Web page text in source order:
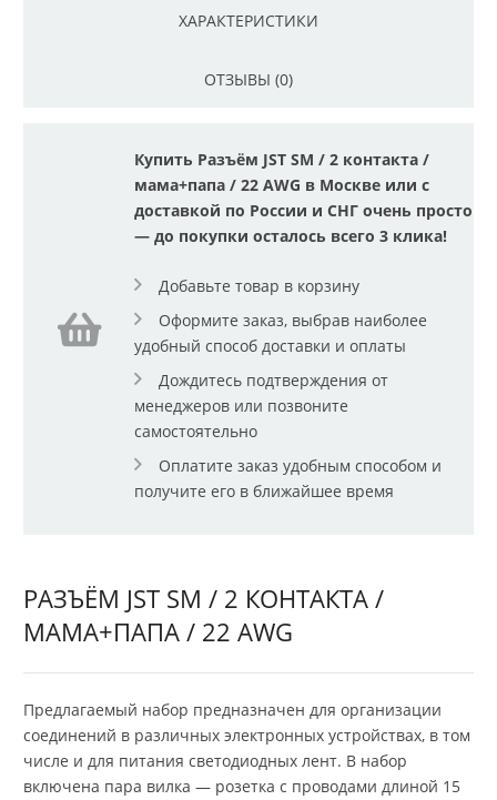
ХАРАКТЕРИСТИКИ
ОТЗЫВЫ (0)
Купить Разъём JST SM / 2 контакта /
мама+папа / 22 AWG в Москве или с
доставкой по России и СНГ очень просто
— до покупки осталось всего 3 клика!
Добавьте товар в корзину
Оформите заказ, выбрав наиболее
удобный способ доставки и оплаты
Дождитесь подтверждения от
менеджеров или позвоните
самостоятельно
Оплатите заказ удобным способом и
получите его в ближайшее время
РАЗЪЁМ JST SM / 2 КОНТАКТА /
МАМА+ПАПА / 22 AWG
Предлагаемый набор предназначен для организации
соединений в различных электронных устройствах, в том
числе и для питания светодиодных лент. В набор
включена пара вилка — розетка с проводами длиной 15